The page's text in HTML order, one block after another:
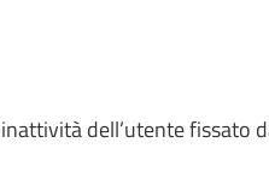
dell’utente fissato